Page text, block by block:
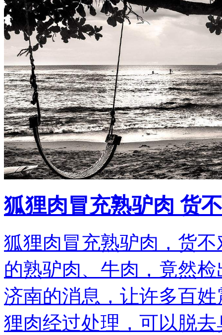
狐狸肉冒充熟驴肉 货
狐狸肉冒充熟驴肉，货
的熟驴肉、牛肉，竟然
济南的消息，让许多百
狸肉经过处理，可以脱